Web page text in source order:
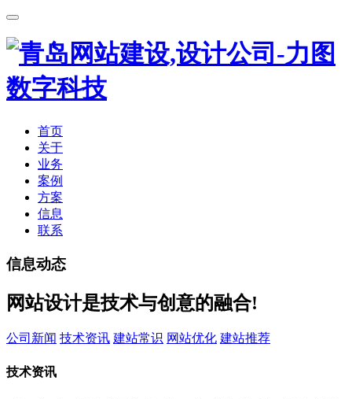
首页
关于
业务
案例
方案
信息
联系
信息动态
网站设计是技术与创意的融合!
公司新闻 技术资讯 建站常识 网站优化 建站推荐
技术资讯